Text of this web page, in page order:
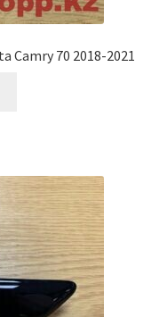
70 2018-2021